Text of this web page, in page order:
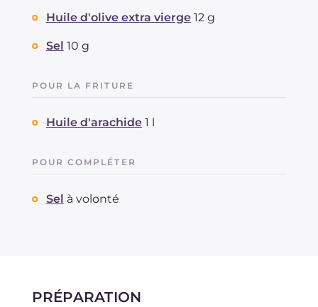
Huile d'olive extra vierge 12 g
Sel 10 g
POUR LA FRITURE
Huile d'arachide 1 l
POUR COMPLÉTER
Sel à volonté
PRÉPARATION